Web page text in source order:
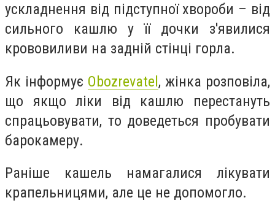
ускладнення від підступної хвороби – від
сильного кашлю у її дочки з'явилися
крововиливи на задній стінці горла.
Як інформує Obozrevatel, жінка розповіла,
що якщо ліки від кашлю перестануть
спрацьовувати, то доведеться пробувати
барокамеру.
Раніше кашель намагалися лікувати
крапельницями, але це не допомогло.